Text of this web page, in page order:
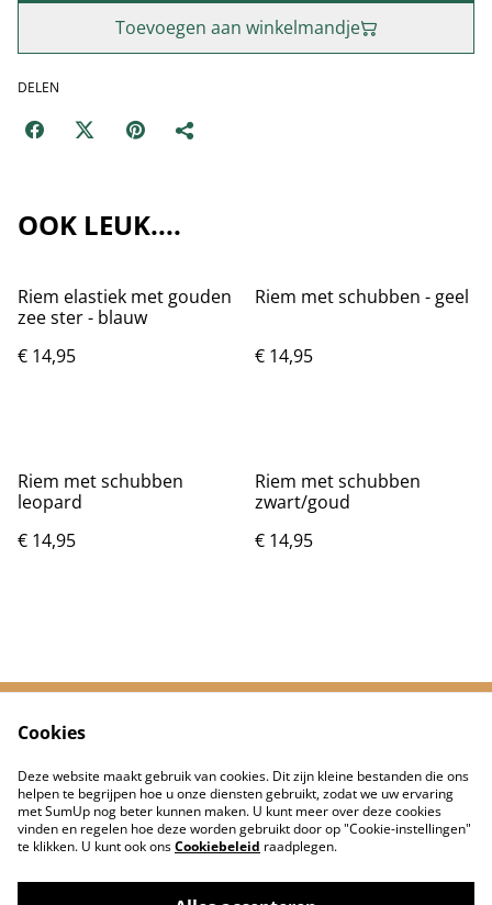
Toevoegen aan winkelmandje
DELEN
OOK LEUK....
Riem elastiek met gouden
zee ster - blauw
€ 14,95
Riem met schubben - geel
€ 14,95
Riem met schubben
leopard
€ 14,95
Riem met schubben
zwart/goud
€ 14,95
Neem contact met
ons op
Privacybeleid
Cookiebeleid
Cookies
Deze website maakt gebruik van cookies. Dit zijn kleine bestanden die ons
helpen te begrijpen hoe u onze diensten gebruikt, zodat we uw ervaring
met SumUp nog beter kunnen maken. U kunt meer over deze cookies
vinden en regelen hoe deze worden gebruikt door op "Cookie-instellingen"
te klikken. U kunt ook onsCookiebeleid raadplegen.